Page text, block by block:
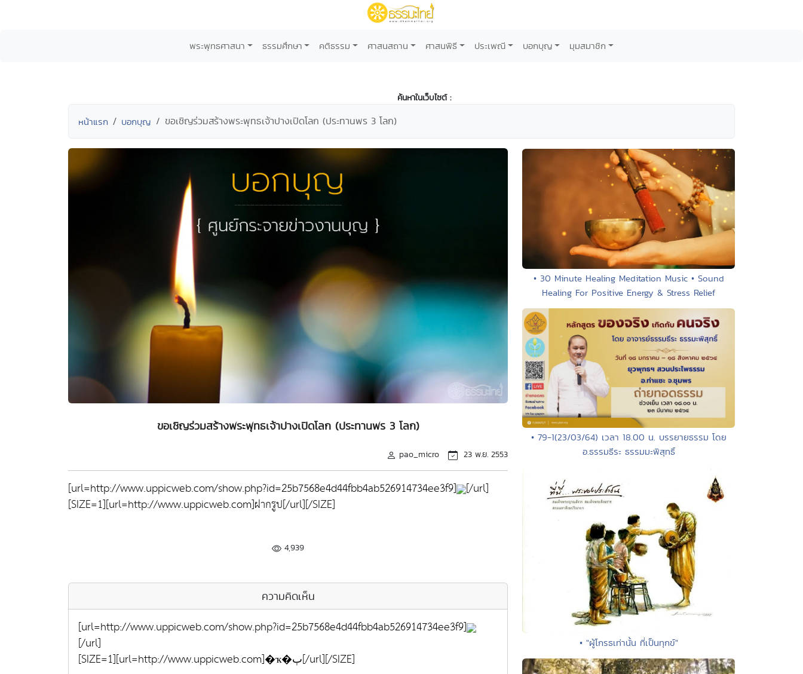
พระพุทธศาสนา ธรรมศึกษา คติธรรม ศาสนสถาน ศาสนพิธี ประเพณี บอกบุญ มุมสมาชิก
ค้นหาในเว็บไซต์ :
หน้าแรก บอกบุญ ขอเชิญร่วมสร้างพระพุทธเจ้าปางเปิดโลก (ประทานพร 3 โลก)
ขอเชิญร่วมสร้างพระพุทธเจ้าปางเปิดโลก (ประทานพร 3 โลก)
pao_micro 23 พ.ย. 2553
[url=http://www.uppicweb.com/show.php?id=25b7568e4d44fbb4ab526914734ee3f9] [/url]
[SIZE=1][url=http://www.uppicweb.com]ฝากรูป[/url][/SIZE]
4,939
ความคิดเห็น
[url=http://www.uppicweb.com/show.php?id=25b7568e4d44fbb4ab526914734ee3f9]
[/url]
[SIZE=1][url=http://www.uppicweb.com]�ҡ�ٻ[/url][/SIZE]
• 30 Minute Healing Meditation Music • Sound
Healing For Positive Energy & Stress Relief
• 79-1(23/03/64) เวลา 18.00 น. บรรยายธรรม โดย
อ.ธรรมธีระ ธรรมมะพิสุทธิ์
• "ผู้โกรธเท่านั้น ที่เป็นทุกข์"